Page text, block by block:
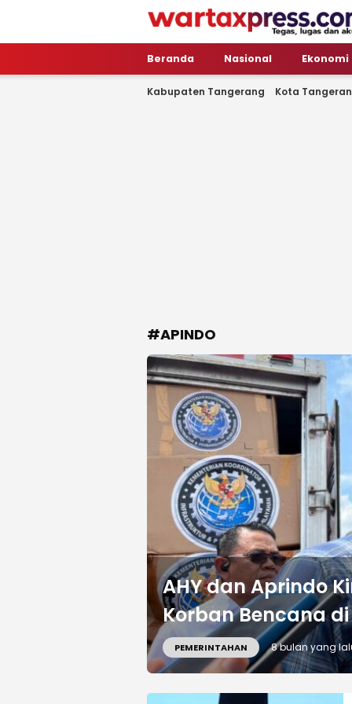
WartaXpress
Tegas, Lugas dan Akurat
Beranda Nasional Ekonomi
Kabupaten Tangerang Kota
#APINDO
AHY dan Aprindo
Korban Bencana
PEMERINTAHAN 8 bulan yang